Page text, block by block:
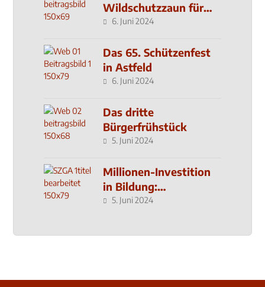
Wildschutzzaun für
den MachMit! Wald
6. Juni 2024
Das 65. Schützenfest
in Astfeld
6. Juni 2024
Das dritte
Bürgerfrühstück
5. Juni 2024
Millionen-Investition
in Bildung:
Schulzentrum-Neubau
5. Juni 2024